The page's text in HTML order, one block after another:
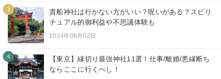
3
貴船神社は行かない方がいい？呪いがある？スピリ
チュアル的御利益や不思議体験も
2024年08月02日
4
【東京】縁切り最強神社11選！仕事/離婚/悪縁断ち
ならここに行くべし！